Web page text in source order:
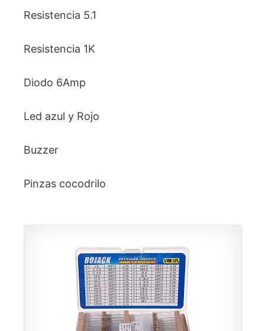
Resistencia 5.1
Resistencia 1K
Diodo 6Amp
Led azul y Rojo
Buzzer
Pinzas cocodrilo